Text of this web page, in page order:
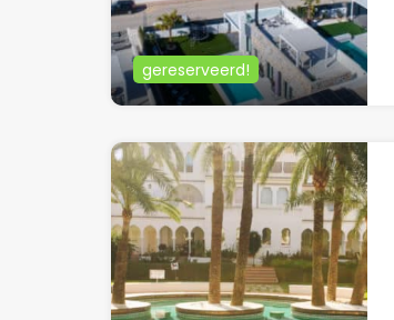
gereserveerd!